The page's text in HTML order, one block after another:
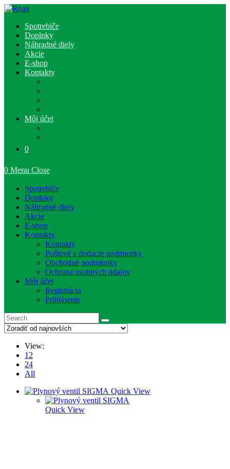
Skip
contentSpotrebiče
Doplnky
Náhradné diely
Akcie
E-shop
Kontakty
Môj účet
0
0 Menu Close
Spotrebiče
Doplnky
Náhradné diely
Akcie
E-shop
Kontakty
Kontakty
Poštové a dodacie podmienky
Obchodné podmienky
Ochrana osobných údajov
Môj účet
Registrácia
Prihlásenie
View:
12
24
All
Quick View
Quick View